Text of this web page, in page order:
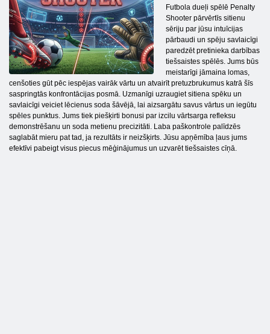
Futbola dueļi spēlē Penalty
Shooter pārvērtīs sitienu
sēriju par jūsu intuīcijas
pārbaudi un spēju savlaicīgi
paredzēt pretinieka darbības
tiešsaistes spēlēs. Jums būs
meistarīgi jāmaina lomas,
cenšoties gūt pēc iespējas vairāk vārtu un atvairīt pretuzbrukumus katrā šīs
saspringtās konfrontācijas posmā. Uzmanīgi uzraugiet sitiena spēku un
savlaicīgi veiciet lēcienus soda šāvējā, lai aizsargātu savus vārtus un iegūtu
spēles punktus. Jums tiek piešķirti bonusi par izcilu vārtsarga refleksu
demonstrēšanu un soda metienu precizitāti. Laba paškontrole palīdzēs
saglabāt mieru pat tad, ja rezultāts ir neizšķirts. Jūsu apņēmība ļaus jums
efektīvi pabeigt visus piecus mēģinājumus un uzvarēt tiešsaistes cīņā.